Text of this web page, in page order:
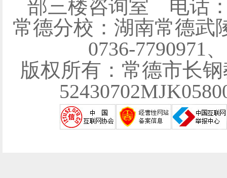
部三楼咨询室 电话：
常德分校：湖南常德
0736-7790971
版权所有：常德市长